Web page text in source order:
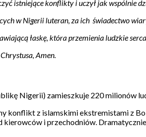
istniejące konflikty i uczył jak wspólnie
w Nigerii luteran, za ich świadectwo
łaskę, która przemienia ludzkie
Amen.
Nigerii) zamieszkuje 220 milionów
konflikt z islamskimi ekstremistami z
kierowców i przechodniów.